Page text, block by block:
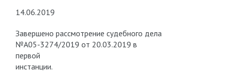
14.06.2019
Завершено рассмотрение судебного дела
№А05-3274/2019 от 20.03.2019 в
первой
инстанции.